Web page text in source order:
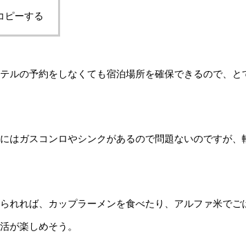
ピーする
ルの予約をしなくても宿泊場所を確保できるので、と
はガスコンロやシンクがあるので問題ないのですが、
れれば、カップラーメンを食べたり、アルファ米でご
が楽しめそう。